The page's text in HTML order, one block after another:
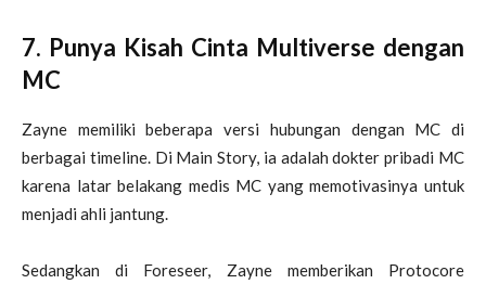
7. Punya Kisah Cinta Multiverse dengan
MC
Zayne memiliki beberapa versi hubungan dengan MC di
berbagai timeline. Di Main Story, ia adalah dokter pribadi MC
karena latar belakang medis MC yang memotivasinya untuk
menjadi ahli jantung.
Sedangkan di Foreseer, Zayne memberikan Protocore